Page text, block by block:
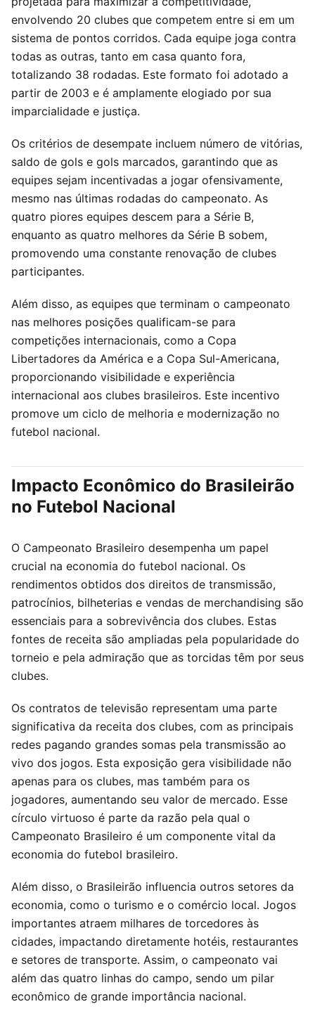
envolvendo 20 clubes que competem entre si em um
sistema de pontos corridos. Cada equipe joga contra
todas as outras, tanto em casa quanto fora,
totalizando 38 rodadas. Este formato foi adotado a
partir de 2003 e é amplamente elogiado por sua
imparcialidade e justiça.
Os critérios de desempate incluem número de vitórias,
saldo de gols e gols marcados, garantindo que as
equipes sejam incentivadas a jogar ofensivamente,
mesmo nas últimas rodadas do campeonato. As
quatro piores equipes descem para a Série B,
enquanto as quatro melhores da Série B sobem,
promovendo uma constante renovação de clubes
participantes.
Além disso, as equipes que terminam o campeonato
nas melhores posições qualificam-se para
competições internacionais, como a Copa
Libertadores da América e a Copa Sul-Americana,
proporcionando visibilidade e experiência
internacional aos clubes brasileiros. Este incentivo
promove um ciclo de melhoria e modernização no
futebol nacional.
Impacto Econômico do Brasileirão
no Futebol Nacional
O Campeonato Brasileiro desempenha um papel
crucial na economia do futebol nacional. Os
rendimentos obtidos dos direitos de transmissão,
patrocínios, bilheterias e vendas de merchandising são
essenciais para a sobrevivência dos clubes. Estas
fontes de receita são ampliadas pela popularidade do
torneio e pela admiração que as torcidas têm por seus
clubes.
Os contratos de televisão representam uma parte
significativa da receita dos clubes, com as principais
redes pagando grandes somas pela transmissão ao
vivo dos jogos. Esta exposição gera visibilidade não
apenas para os clubes, mas também para os
jogadores, aumentando seu valor de mercado. Esse
círculo virtuoso é parte da razão pela qual o
Campeonato Brasileiro é um componente vital da
economia do futebol brasileiro.
Além disso, o Brasileirão influencia outros setores da
economia, como o turismo e o comércio local. Jogos
importantes atraem milhares de torcedores às
cidades, impactando diretamente hotéis, restaurantes
e setores de transporte. Assim, o campeonato vai
além das quatro linhas do campo, sendo um pilar
econômico de grande importância nacional.